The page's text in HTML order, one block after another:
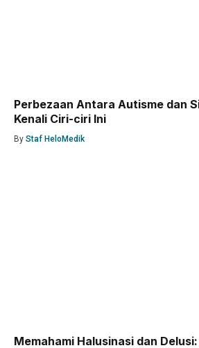
Perbezaan Antara Autisme dan
Kenali Ciri-ciri Ini
By Staf HeloMedik
Memahami Halusinasi dan